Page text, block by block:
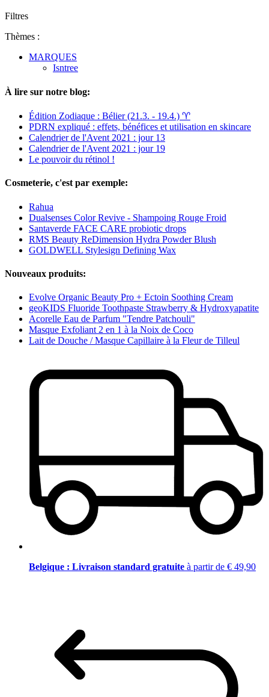
Filtres
Thèmes :
MARQUES
Isntree
À lire sur notre blog:
Édition Zodiaque : Bélier (21.3. - 19.4.) ♈︎
PDRN expliqué : effets, bénéfices et utilisation en skincare
Calendrier de l'Avent 2021 : jour 13
Calendrier de l'Avent 2021 : jour 19
Le pouvoir du rétinol !
Cosmeterie, c'est par exemple:
Rahua
Dualsenses Color Revive - Shampoing Rouge Froid
Santaverde FACE CARE probiotic drops
RMS Beauty ReDimension Hydra Powder Blush
GOLDWELL Stylesign Defining Wax
Nouveaux produits:
Evolve Organic Beauty Pro + Ectoin Soothing Cream
geoKIDS Fluoride Toothpaste Strawberry & Hydroxyapatite
Acorelle Eau de Parfum "Tendre Patchouli"
Masque Exfoliant 2 en 1 à la Noix de Coco
Lait de Douche / Masque Capillaire à la Fleur de Tilleul
Belgique : Livraison standard gratuite à partir de € 49,90